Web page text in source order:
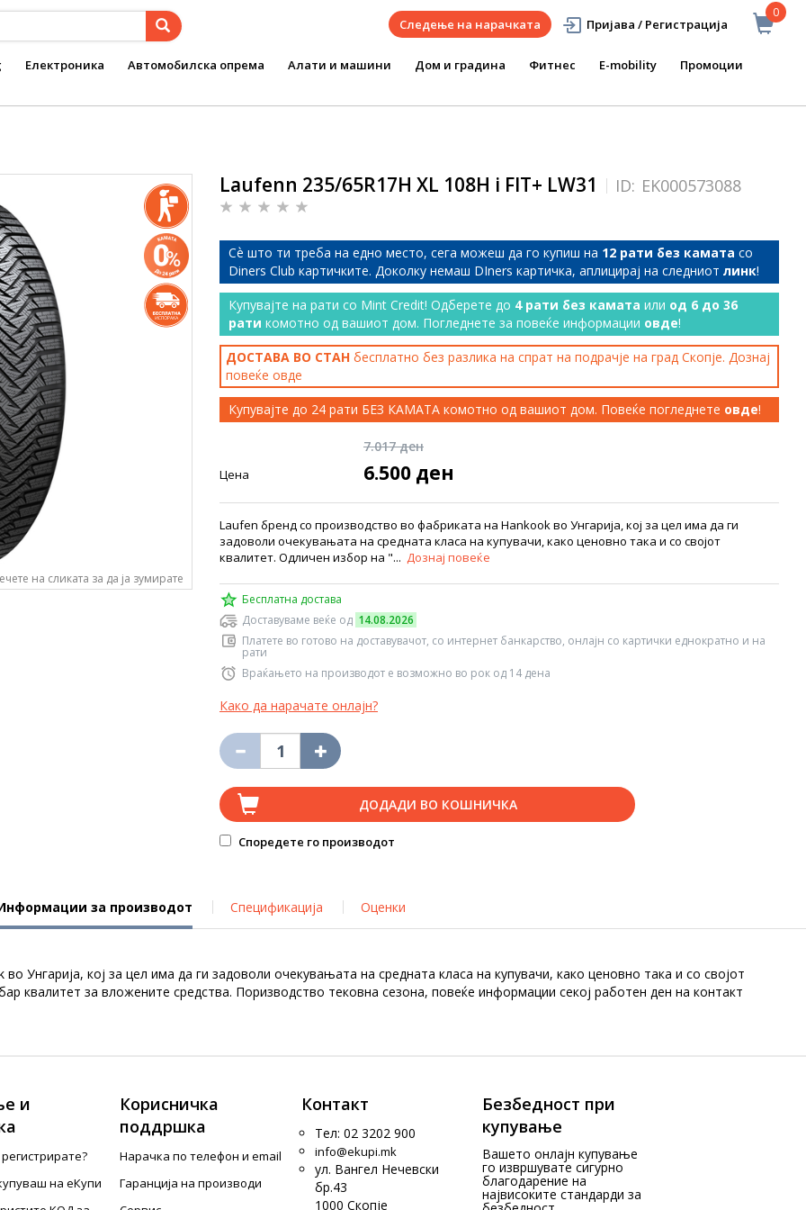
0
Следење на нарачката Пријава / Регистрација
Електроника Автомобилска опрема Алати и машини Дом и градина Фитнес E-mobility Промоции
на сликата за да ја зумирате
Laufenn 235/65R17H XL 108H i FIT+ LW31 ID: EK000573088
Сѐ што ти треба на едно место, сега можеш да го купиш на 12 рати без камата со
Diners Club картичките. Доколку немаш DIners картичка, аплицирај на следниот линк!
Купувајте на рати со Mint Credit! Одберете до 4 рати без камата или од 6 до 36
рати комотно од вашиот дом. Погледнете за повеќе информации овде!
ДОСТАВА ВО СТАН бесплатно без разлика на спрат на подрачје на град Скопје. Дознај
повеќе овде
Купувајте до 24 рати БЕЗ КАМАТА комотно од вашиот дом. Повеќе погледнете овде!
7.017 ден
Цена 6.500 ден
Laufen бренд со производство во фабриката на Hankook во Унгарија, кој за цел има да ги
задоволи очекувањата на средната класа на купувачи, како ценовно така и со својот
квалитет. Одличен избор на "... Дознај повеќе
Бесплатна достава
Доставуваме веќе од 14.08.2026
Платете во готово на доставувачот, со интернет банкарство, онлајн со картички еднократно и на
рати
Враќањето на производот е возможно во рок од 14 дена
Како да нарачате онлајн?
ДОДАДИ ВО КОШНИЧКА
Споредете го производот
за производот Спецификација Оценки
Унгарија, кој за цел има да ги задоволи очекувањата на средната класа на купувачи, како ценовно така и со својот
квалитет за вложените средства. Поризводство тековна сезона, повеќе информации секој работен ден на контакт
и
на еКупи
Корисничка
поддршка
Нарачка по телефон и еmail
Гаранција на производи
Контакт
Тел: 02 3202 900
info@ekupi.mk
ул. Вангел Нечевски
бр.43
1000 Скопје
Безбедност при
купување
Вашето онлајн купување
го извршувате сигурно
благодарение на
највисоките стандарди за